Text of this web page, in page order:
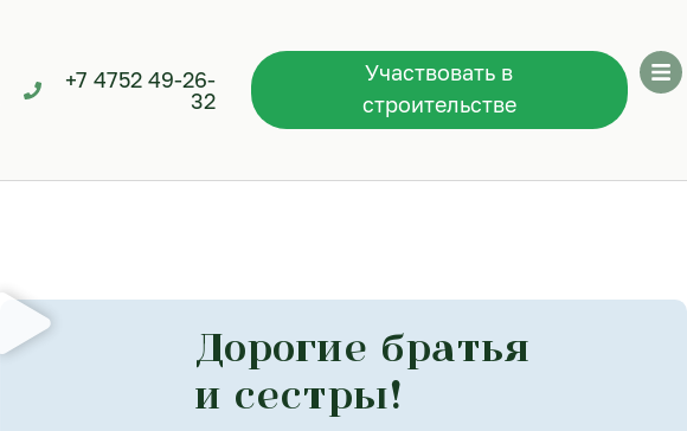
+7 4752 49-26-
32
Участвовать в
строительстве
Дорогие братья
и сестры!